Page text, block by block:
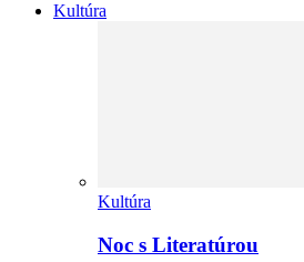
Kultúra
Kultúra
Noc s Literatúrou